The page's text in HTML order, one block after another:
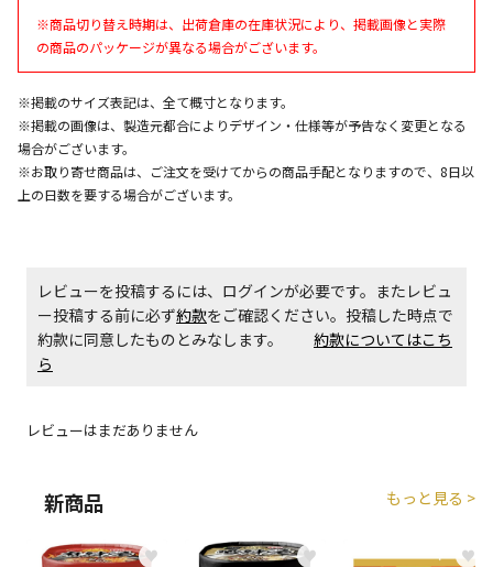
お見積商品です。金額・施工日はお打ち合わせの上、
決定となります。
エアコンの取付工事が必要な商品です。別途費用が発
生する場合がございます。
商品購入個数ごとに送料がかかる商品です
※商品切り替え時期は、出荷倉庫の在庫状況により、掲載画像と実際
の商品のパッケージが異なる場合がございます。
※掲載のサイズ表記は、全て概寸となります。
※掲載の画像は、製造元都合によりデザイン・仕様等が予告なく変更となる
場合がございます。
※お取り寄せ商品は、ご注文を受けてからの商品手配となりますので、8日以
上の日数を要する場合がございます。
レビューを投稿するには、ログインが必要です。またレビュ
ー投稿する前に必ず約款をご確認ください。投稿した時点で
約款に同意したものとみなします。 約款についてはこち
ら
レビューはまだありません
新商品 もっと見る >
♥ ♥ ♥